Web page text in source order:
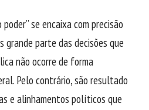
se encaixa com precisão
grande parte das decisões que
não ocorre de forma
Pelo contrário, são resultado
e alinhamentos políticos que